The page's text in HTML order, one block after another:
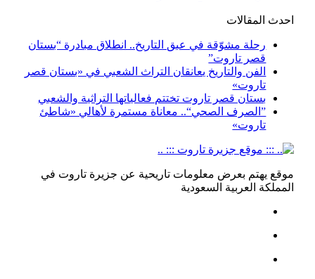
احدث المقالات
رحلة مشوّقة في عبق التاريخ.. انطلاق مبادرة “بستان
قصر تاروت”
الفن والتاريخ يعانقان التراث الشعبي في «بستان قصر
تاروت»
بستان قصر تاروت تختتم فعالياتها التراثية والشعبي
”الصرف الصحي“.. معاناة مستمرة لأهالي «شاطئ
تاروت»
موقع يهتم بعرض معلومات تاريحية عن جزيرة تاروت في
المملكة العربية السعودية